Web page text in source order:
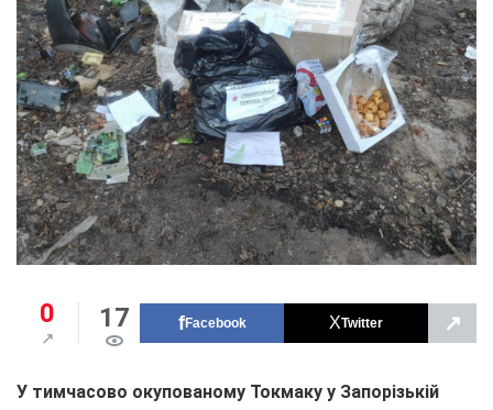
0 17 Facebook Twitter ↗
У тимчасово окупованому Токмаку у Запорізькій